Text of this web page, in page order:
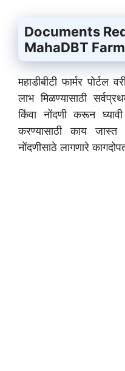
Documents
MahaDBT
महाडीबीटी फार्मर पोर्टल
लाभ मिळण्यासाठी
किंवा नोंदणी करून
करण्यासाठी काय जास्त
नोंदणीसाठे लागणारे